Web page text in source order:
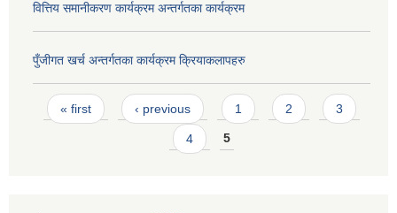
वित्तिय समानीकरण कार्यक्रम अन्तर्गतका कार्यक्रम
पुँजीगत खर्च अन्तर्गतका कार्यक्रम क्रियाकलापहरु
Pages
« first ‹ previous 1 2 3
4 5